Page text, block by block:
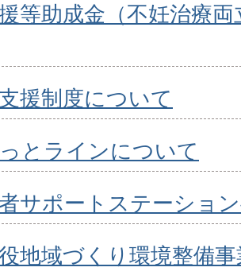
等助成金（不妊治療
援制度について
とラインについて
サポートステーショ
地域づくり環境整備